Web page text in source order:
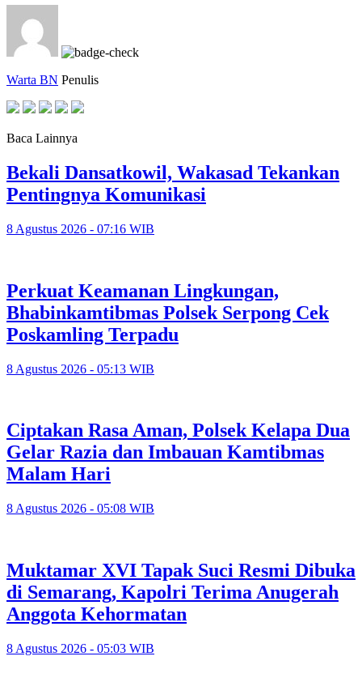
Warta BN Penulis
Baca Lainnya
Bekali Dansatkowil, Wakasad Tekankan
Pentingnya Komunikasi
8 Agustus 2026 - 07:16 WIB
Perkuat Keamanan Lingkungan,
Bhabinkamtibmas Polsek Serpong Cek
Poskamling Terpadu
8 Agustus 2026 - 05:13 WIB
Ciptakan Rasa Aman, Polsek Kelapa Dua
Gelar Razia dan Imbauan Kamtibmas
Malam Hari
8 Agustus 2026 - 05:08 WIB
Muktamar XVI Tapak Suci Resmi Dibuka
di Semarang, Kapolri Terima Anugerah
Anggota Kehormatan
8 Agustus 2026 - 05:03 WIB